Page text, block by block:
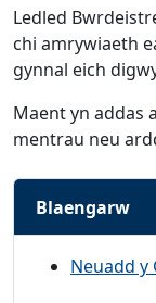
Ledled
chi amrywiaeth
gynnal eich
Maent yn addas
mentrau neu
Blaengarw
Neuadd